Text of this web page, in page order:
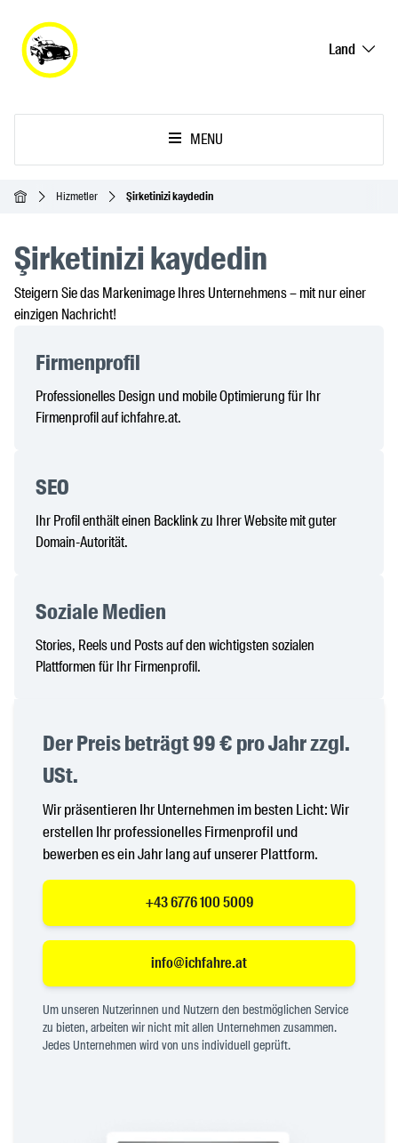
Land
MENU
Ana SayfaHizmetler Şirketinizi kaydedin
Şirketinizi kaydedin
Steigern Sie das Markenimage Ihres Unternehmens – mit nur einer
einzigen Nachricht!
Firmenprofil
Professionelles Design und mobile Optimierung für Ihr
Firmenprofil auf ichfahre.at.
SEO
Ihr Profil enthält einen Backlink zu Ihrer Website mit guter
Domain-Autorität.
Soziale Medien
Stories, Reels und Posts auf den wichtigsten sozialen
Plattformen für Ihr Firmenprofil.
Der Preis beträgt 99 € pro Jahr zzgl.
USt.
Wir präsentieren Ihr Unternehmen im besten Licht: Wir
erstellen Ihr professionelles Firmenprofil und
bewerben es ein Jahr lang auf unserer Plattform.
+43 6776 100 5009
info@ichfahre.at
Um unseren Nutzerinnen und Nutzern den bestmöglichen Service
zu bieten, arbeiten wir nicht mit allen Unternehmen zusammen.
Jedes Unternehmen wird von uns individuell geprüft.